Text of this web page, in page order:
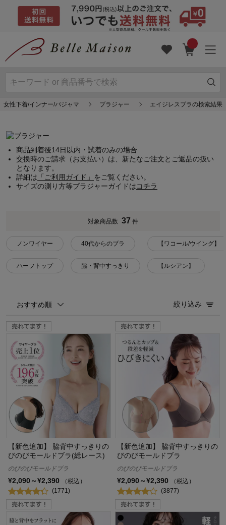
女性下着/インナー/パジャマ ブラジャー エイジレスブラの検索結果
商品到着後14日以内・試着のみの場合
交換時のご請求（お支払い）は、新たなご注文とご返品の扱い
となります。
詳細は 「ご利用ガイド」
をご覧ください。
サイズの測り方等ブラジャーガイドはコチラ
対象商品数 37 件
ノンワイヤー
ハーフトップ
40代からのブラ
脇・背中すっきり
【ワコール/ウイング】
【ルシアン】
おすすめ順 絞り込み
【新色追加】 脇背中すっきりの
びのびモールドブラ(総レース)
のびのびモールドブラ
¥2,090～¥2,390
（税込）
(1771)
【新色追加】 脇背中すっきりの
びのびモールドブラ
のびのびモールドブラ
¥2,090～¥2,390
（税込）
(3877)